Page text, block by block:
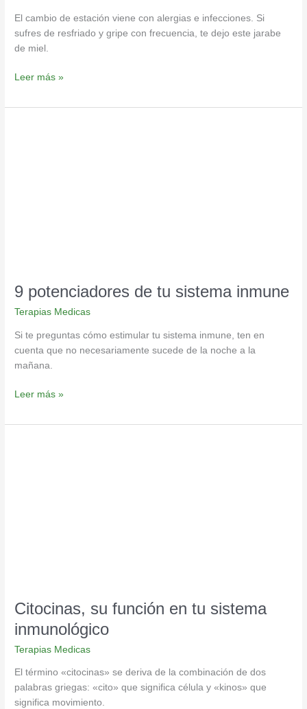
El cambio de estación viene con alergias e infecciones. Si
sufres de resfriado y gripe con frecuencia, te dejo este jarabe
de miel.
Leer más »
9 potenciadores de tu sistema inmune
Terapias Medicas
Si te preguntas cómo estimular tu sistema inmune, ten en
cuenta que no necesariamente sucede de la noche a la
mañana.
Leer más »
Citocinas, su función en tu sistema
inmunológico
Terapias Medicas
El término «citocinas» se deriva de la combinación de dos
palabras griegas: «cito» que significa célula y «kinos» que
significa movimiento.